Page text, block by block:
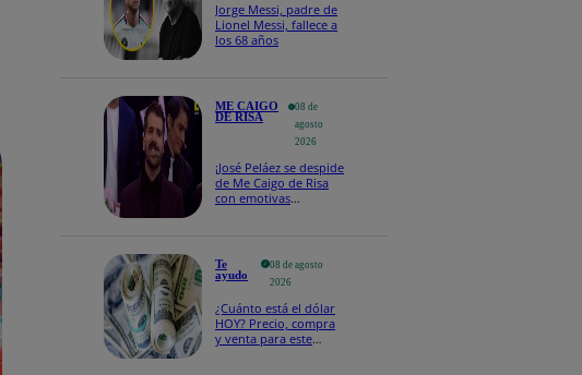
Jorge Messi, padre de
Lionel Messi, fallece a
los 68 años
ME CAIGO
DE RISA
08 de
agosto
2026
¡José Peláez se despide
de Me Caigo de Risa
con emotivas
Te
ayudo
08 de agosto
2026
¿Cuánto está el dólar
HOY? Precio, compra
y venta para este